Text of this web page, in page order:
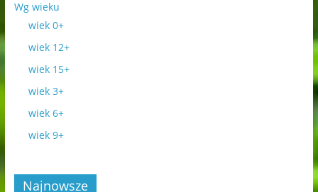
Wg wieku
wiek 0+
wiek 12+
wiek 15+
wiek 3+
wiek 6+
wiek 9+
Najnowsze